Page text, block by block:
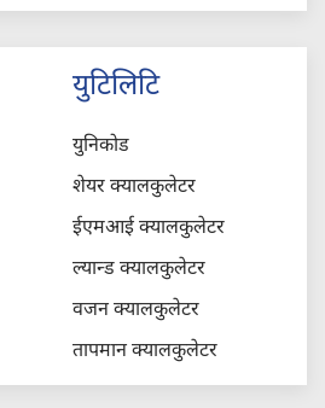
युटिलिटि
युनिकोड
शेयर क्यालकुलेटर
ईएमआई क्यालकुलेटर
ल्यान्ड क्यालकुलेटर
वजन क्यालकुलेटर
तापमान क्यालकुलेटर